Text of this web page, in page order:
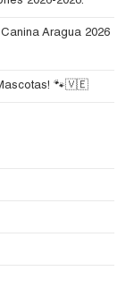
Aragua 2026
🐾🇻🇪